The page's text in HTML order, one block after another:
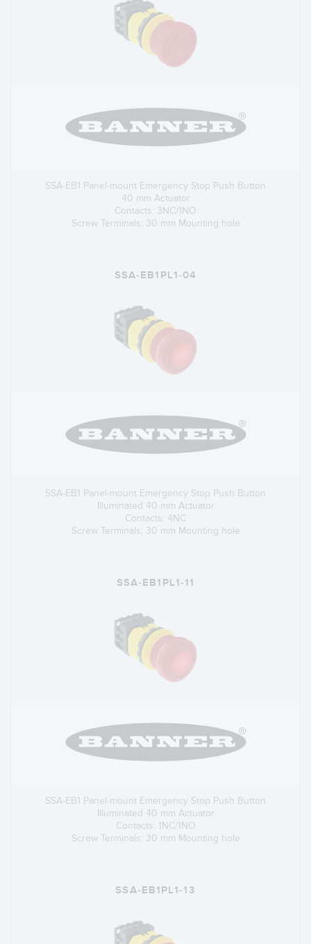
SSA-EB1 Panel-mount Emergency Stop Push Button
40 mm Actuator
Contacts: 3NC/1NO
Screw Terminals; 30 mm Mounting hole
SSA-EB1PL1-04
SSA-EB1 Panel-mount Emergency Stop Push Button
Illuminated 40 mm Actuator
Contacts: 4NC
Screw Terminals; 30 mm Mounting hole
SSA-EB1PL1-11
SSA-EB1 Panel-mount Emergency Stop Push Button
Illuminated 40 mm Actuator
Contacts: 1NC/1NO
Screw Terminals; 30 mm Mounting hole
SSA-EB1PL1-13